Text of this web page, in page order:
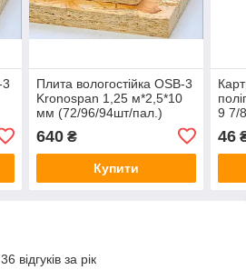
3
Плита вологостійка OSB-3
Kronospan 1,25 м*2,5*10
мм (72/96/94шт/пал.)
640₴
Купити
9 7/
46
відгуків за рік